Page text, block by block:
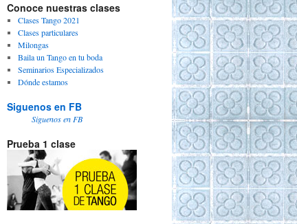
Conoce nuestras clases
Clases Tango 2021
Clases particulares
Milongas
Baila un Tango en tu boda
Seminarios Especializados
Dónde estamos
Siguenos en FB
Siguenos en FB
Prueba 1 clase